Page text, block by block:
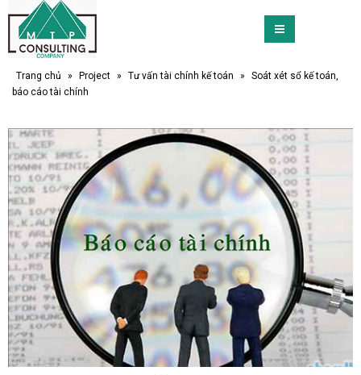
Trang chủ » Project » Tư vấn tài chính kế toán »
Soát xét sổ kế toán,
báo cáo tài chính